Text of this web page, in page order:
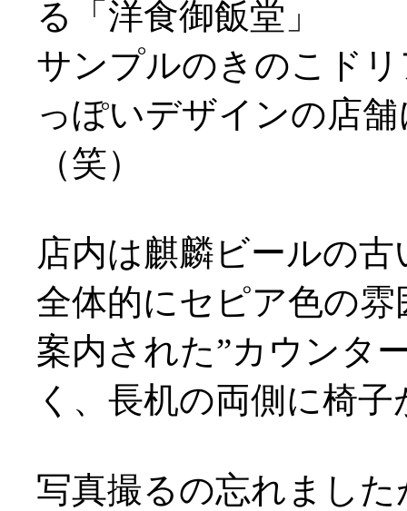
る「洋食御飯堂」
サンプルのきのこド
っぽいデザインの店
（笑）
店内は麒麟ビールの
全体的にセピア色の雰
案内された”カウンタ
く、長机の両側に椅
写真撮るの忘れまし